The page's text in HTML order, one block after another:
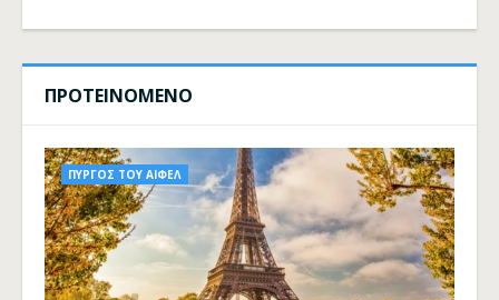
ΠΡΟΤΕΙΝΟΜΕΝΟ
ΠΥΡΓΟΣ ΤΟΥ ΑΙΦΕΛ